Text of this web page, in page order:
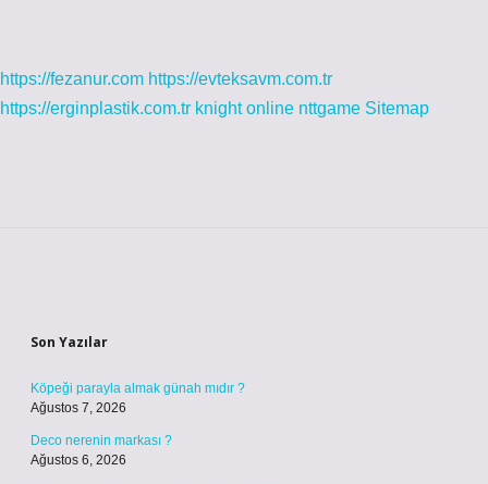
https://fezanur.com https://evteksavm.com.tr
https://erginplastik.com.tr knight online nttgame Sitemap
Son Yazılar
Köpeği parayla almak günah mıdır ?
Ağustos 7, 2026
Deco nerenin markası ?
Ağustos 6, 2026